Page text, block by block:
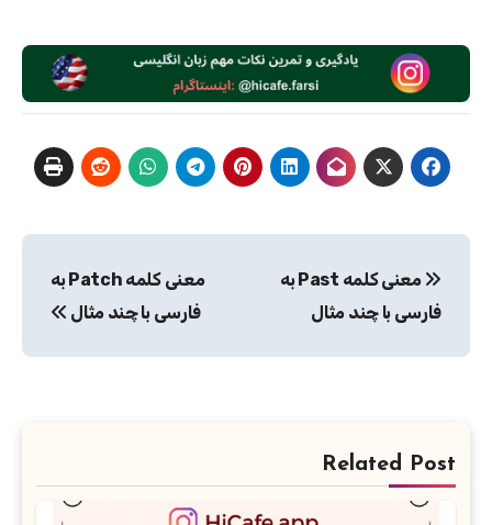
نوشته
معنی کلمه Past به
فارسی با چند مثال
معنی کلمه Patch به
فارسی با چند مثال
Related Post